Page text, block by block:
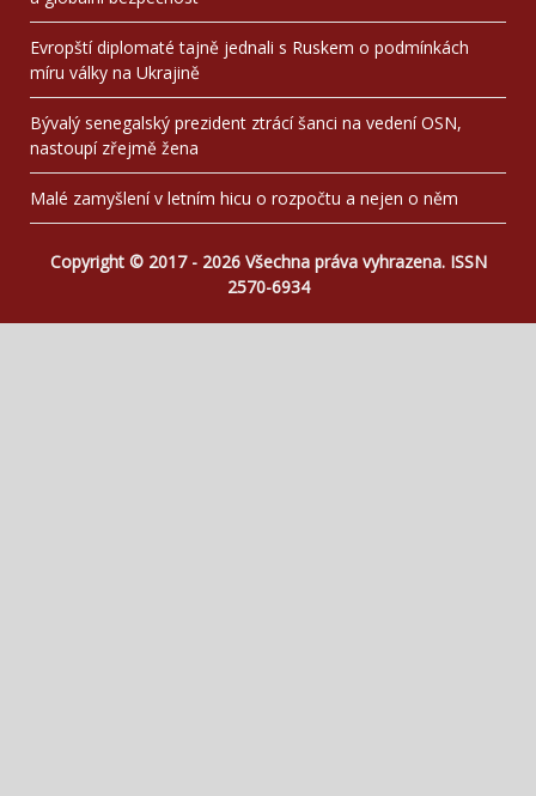
Evropští diplomaté tajně jednali s Ruskem o podmínkách
míru války na Ukrajině
Bývalý senegalský prezident ztrácí šanci na vedení OSN,
nastoupí zřejmě žena
Malé zamyšlení v letním hicu o rozpočtu a nejen o něm
Copyright © 2017 - 2026 Všechna práva vyhrazena. ISSN
2570-6934